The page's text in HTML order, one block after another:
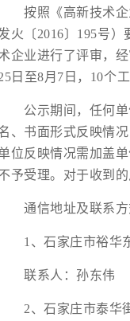
按照《高新技术
火〔2016〕195号
企业进行了评审，
日至8月7日，10个工
公示期间，任何单
、书面形式反映情
位反映情况需加盖
予受理。对于收到
通信地址及联系方
1、石家庄市裕华东
联系人：孙东伟 联
2、石家庄市泰华街